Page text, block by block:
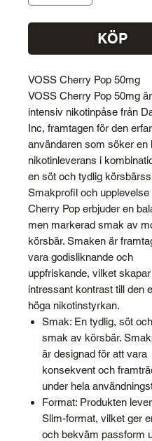
KÖP
VOSS Cherry Pop 50mg
VOSS Cherry Pop 50mg
intensiv nikotinpåse från
Inc, framtagen för den
användaren som söker en
nikotinleverans i
en söt och tydlig
Smakprofil och upplevelse
Cherry Pop erbjuder en
men markerad smak av
körsbär. Smaken är
vara godisliknande och
uppfriskande, vilket
intressant kontrast till den
höga nikotinstyrkan.
Smak: En tydlig, söt
smak av körsbär.
är designad för att vara
konsekvent och
under hela
Format: Produkten
Slim-format, vilket ger
och bekväm passform